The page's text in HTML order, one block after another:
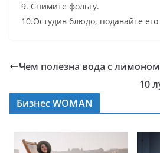
9. Снимите фольгу.
10.Остудив блюдо, подавайте его
Чем полезна вода с лимоном
10
Бизнес WOMAN